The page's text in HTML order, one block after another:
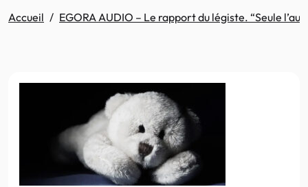
Accueil EGORA AUDIO – Le rapport du légiste. “Seule